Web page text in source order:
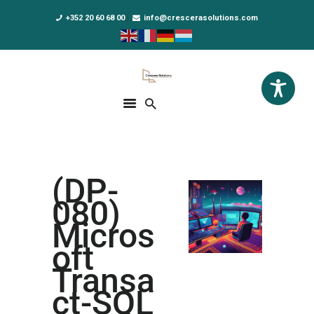
+352 20 60 68 00 info@crescerasolutions.com
Crescera Solutions
Solutions for your evolution
DPO AS A SERVICE
NOUS CONNAÎTRE
ACTUALITÉS
(DP-
080)
Micros
oft
Transa
ct-SQL